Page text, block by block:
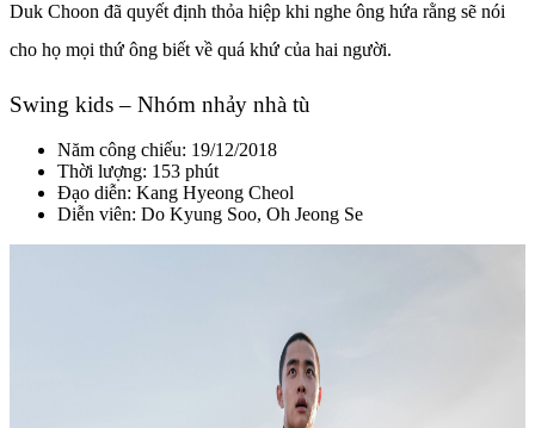
Duk Choon đã quyết định thỏa hiệp khi nghe ông hứa rằng sẽ nói
cho họ mọi thứ ông biết về quá khứ của hai người.
Swing kids – Nhóm nhảy nhà tù
Năm công chiếu: 19/12/2018
Thời lượng: 153 phút
Đạo diễn: Kang Hyeong Cheol
Diễn viên: Do Kyung Soo, Oh Jeong Se